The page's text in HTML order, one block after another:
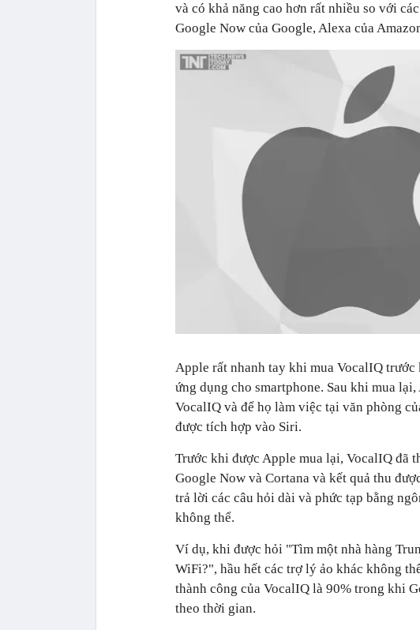
và có khả năng cao hơn rất nhiều so với
Google Now của Google, Alexa của
Apple rất nhanh tay khi mua VocalIQ
ứng dụng cho smartphone. Sau khi mua
VocalIQ và để họ làm việc tại văn phòng
được tích hợp vào Siri.
Trước khi được Apple mua lại, VocalIQ đã
Google Now và Cortana và kết quả thu
trả lời các câu hỏi dài và phức tạp bằng
không thể.
Ví dụ, khi được hỏi "Tìm một nhà hàng
WiFi?", hầu hết các trợ lý ảo khác không
thành công của VocalIQ là 90% trong khi
theo thời gian.